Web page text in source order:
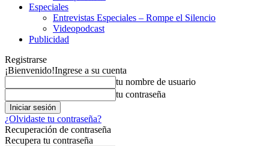
Especiales
Entrevistas Especiales – Rompe el Silencio
Videopodcast
Publicidad
Registrarse
¡Bienvenido!Ingrese a su cuenta
tu nombre de usuario
tu contraseña
¿Olvidaste tu contraseña?
Recuperación de contraseña
Recupera tu contraseña